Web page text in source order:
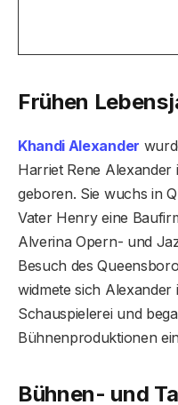
Frühen
Khandi Alexander
Harriet Rene
geboren. Sie wuchs in
Vater Henry eine
Alverina Opern- und
Besuch des
widmete sich
Schauspielerei und
Bühnenproduktionen
Bühnen- und